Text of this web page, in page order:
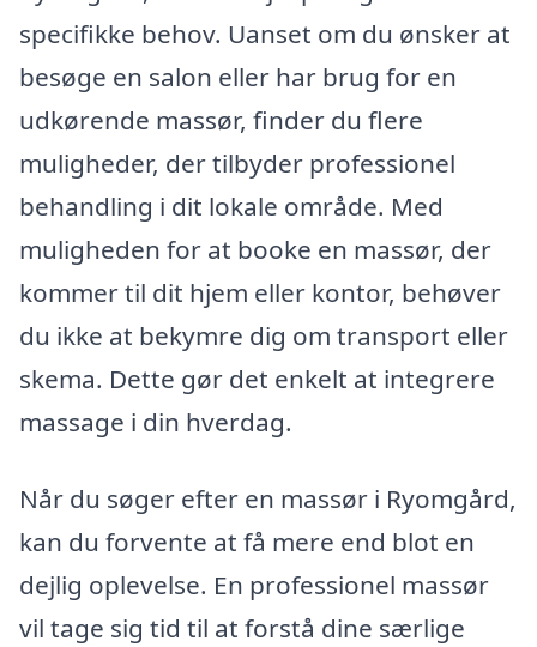
specifikke behov. Uanset om du ønsker at
besøge en salon eller har brug for en
udkørende massør, finder du flere
muligheder, der tilbyder professionel
behandling i dit lokale område. Med
muligheden for at booke en massør, der
kommer til dit hjem eller kontor, behøver
du ikke at bekymre dig om transport eller
skema. Dette gør det enkelt at integrere
massage i din hverdag.
Når du søger efter en massør i Ryomgård,
kan du forvente at få mere end blot en
dejlig oplevelse. En professionel massør
vil tage sig tid til at forstå dine særlige